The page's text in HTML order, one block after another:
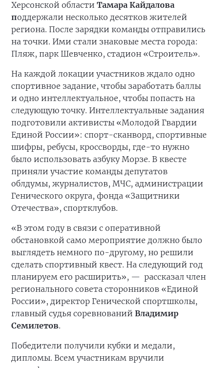
Херсонской области Тамара Кайдалова
поддержали несколько десятков жителей
региона. После зарядки команды отправились
на точки. Ими стали знаковые места города:
Пляж, парк Шевченко, стадион «Строитель».
На каждой локации участников ждало одно
спортивное задание, чтобы заработать баллы
и одно интеллектуальное, чтобы попасть на
следующую точку. Интеллектуальные задания
подготовили активисты «Молодой Гвардии
Единой России»: спорт-сканворд, спортивные
шифры, ребусы, кроссворды, где-то нужно
было использовать азбуку Морзе. В квесте
приняли участие команды депутатов
облдумы, журналистов, МЧС, администрации
Генического округа, фонда «Защитники
Отечества», спортклубов.
«В этом году в связи с оперативной
обстановкой само мероприятие должно было
выглядеть немного по-другому, но решили
сделать спортивный квест. На следующий год
планируем его расширить», — рассказал член
регионального совета сторонников «Единой
России», директор Генической спортшколы,
главный судья соревнований Владимир
Семилетов.
Победители получили кубки и медали,
дипломы. Всем участникам вручили